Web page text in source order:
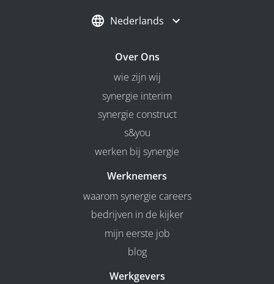
Nederlands
Over Ons
wie zijn wij
synergie interim
synergie construct
s&you
werken bij synergie
Werknemers
waarom synergie careers
bedrijven in de kijker
mijn eerste job
blog
Werkgevers